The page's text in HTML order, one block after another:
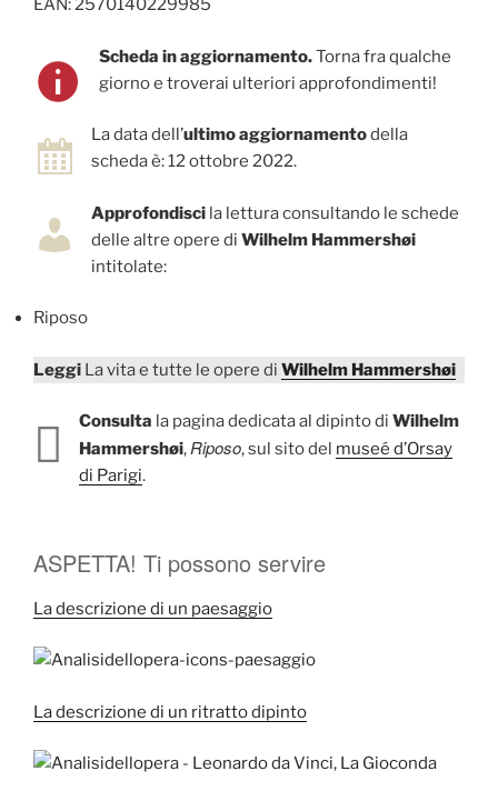
EAN: 2570140229985
Scheda in aggiornamento.Torna fra qualche
giorno e troverai ulteriori approfondimenti!
La data dell’ultimo aggiornamentodella
scheda è: 12 ottobre 2022.
Approfondisci la lettura consultando le schede
delle altre opere di Wilhelm Hammershøi
intitolate:
Riposo
Leggi La vita e tutte le opere di Wilhelm Hammershøi
Consulta la pagina dedicata al dipinto di Wilhelm
Hammershøi,Riposo, sul sito del museé d’Orsay
di Parigi.
ASPETTA! Ti possono servire
La descrizione di un paesaggio
La descrizione di un ritratto dipinto